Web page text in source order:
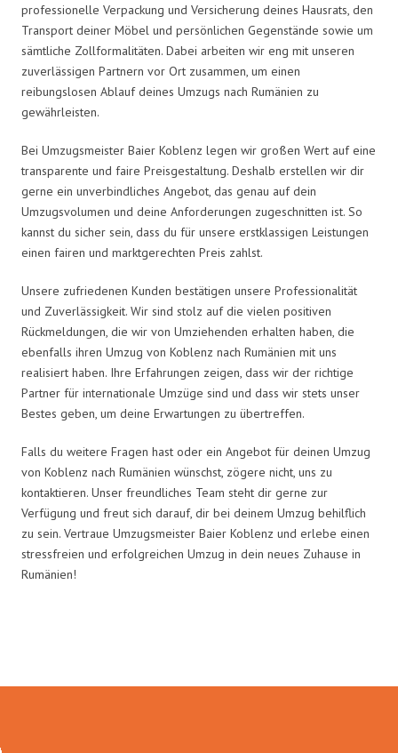
professionelle Verpackung und Versicherung deines Hausrats, den
Transport deiner Möbel und persönlichen Gegenstände sowie um
sämtliche Zollformalitäten. Dabei arbeiten wir eng mit unseren
zuverlässigen Partnern vor Ort zusammen, um einen
reibungslosen Ablauf deines Umzugs nach Rumänien zu
gewährleisten.
Bei Umzugsmeister Baier Koblenz legen wir großen Wert auf eine
transparente und faire Preisgestaltung. Deshalb erstellen wir dir
gerne ein unverbindliches Angebot, das genau auf dein
Umzugsvolumen und deine Anforderungen zugeschnitten ist. So
kannst du sicher sein, dass du für unsere erstklassigen Leistungen
einen fairen und marktgerechten Preis zahlst.
Unsere zufriedenen Kunden bestätigen unsere Professionalität
und Zuverlässigkeit. Wir sind stolz auf die vielen positiven
Rückmeldungen, die wir von Umziehenden erhalten haben, die
ebenfalls ihren Umzug von Koblenz nach Rumänien mit uns
realisiert haben. Ihre Erfahrungen zeigen, dass wir der richtige
Partner für internationale Umzüge sind und dass wir stets unser
Bestes geben, um deine Erwartungen zu übertreffen.
Falls du weitere Fragen hast oder ein Angebot für deinen Umzug
von Koblenz nach Rumänien wünschst, zögere nicht, uns zu
kontaktieren. Unser freundliches Team steht dir gerne zur
Verfügung und freut sich darauf, dir bei deinem Umzug behilflich
zu sein. Vertraue Umzugsmeister Baier Koblenz und erlebe einen
stressfreien und erfolgreichen Umzug in dein neues Zuhause in
Rumänien!